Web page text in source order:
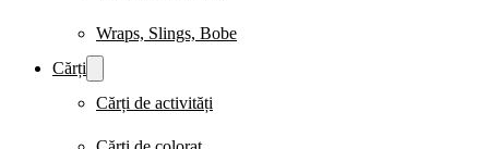
Wraps, Slings, Bobe
Cărți
Cărți de activități